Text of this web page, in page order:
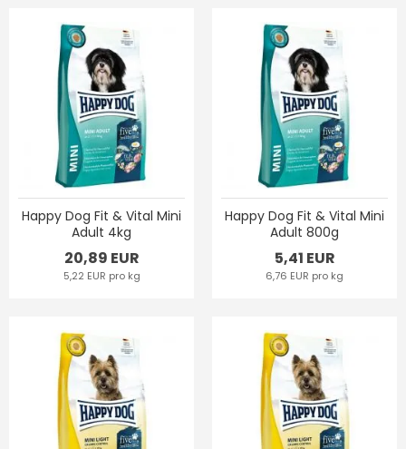
Happy Dog Fit & Vital Mini
Adult 4kg
20,89 EUR
5,22 EUR pro kg
Happy Dog Fit & Vital Mini
Adult 800g
5,41 EUR
6,76 EUR pro kg